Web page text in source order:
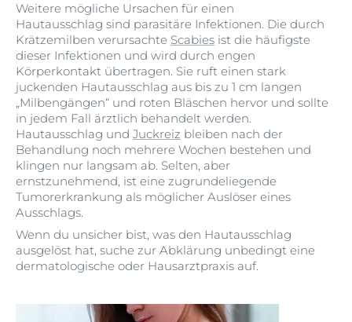
Weitere mögliche Ursachen für einen
Hautausschlag sind parasitäre Infektionen. Die durch
Krätzemilben verursachte Scabies ist die häufigste
dieser Infektionen und wird durch engen
Körperkontakt übertragen. Sie ruft einen stark
juckenden Hautausschlag aus bis zu 1 cm langen
„Milbengängen“ und roten Bläschen hervor und sollte
in jedem Fall ärztlich behandelt werden.
Hautausschlag und Juckreiz bleiben nach der
Behandlung noch mehrere Wochen bestehen und
klingen nur langsam ab. Selten, aber
ernstzunehmend, ist eine zugrundeliegende
Tumorerkrankung als möglicher Auslöser eines
Ausschlags.
Wenn du unsicher bist, was den Hautausschlag
ausgelöst hat, suche zur Abklärung unbedingt eine
dermatologische oder Hausarztpraxis auf.